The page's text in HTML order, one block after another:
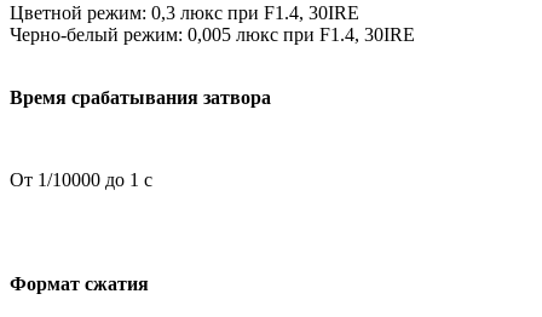
Цветной режим: 0,3 люкс при F1.4, 30IRE
Черно-белый режим: 0,005 люкс при F1.4, 30IRE
Время срабатывания затвора
От 1/10000 до 1 с
Формат сжатия